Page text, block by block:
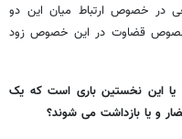
در خصوص ارتباط میان این دو
قضاوت در این خصوص زود
یا این نخستین باری است که یک
و یا بازداشت می شوند؟